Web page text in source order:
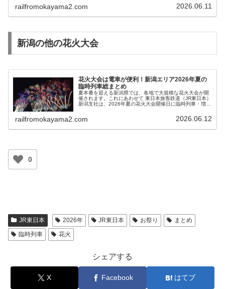
画を発表しました。今回の...
railfromokayama2.com 2026.06.11
新潟の他の花火大会
花火大会は電車が便利！新潟エリア2026年夏の
臨時列車総まとめ
夏本番を迎える新潟県では、各地で大規模な花火大会が開
催されます。これにあわせて 東日本旅客鉄道（JR東日本）
新潟支社は、2026年夏の花火大会開催日に臨時列車・増発
railfromokayama2.com 2026.06.12
0
JR東日本 2026年 JR東日本 お祭り
まとめ
臨時列車
花火
シェアする
X Facebook はてブ